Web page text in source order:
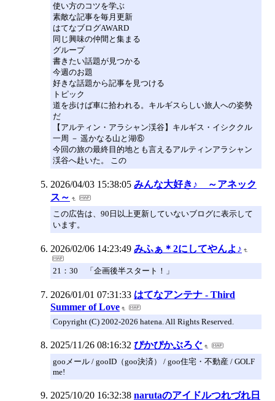
使い方のコツを学ぶ
素敵な記事を毎月更新
はてなブログAWARD
同じ興味の仲間と集まる
グループ
書きたい話題が見つかる
今週のお題
好きな話題から記事を見つける
トピック
道を歩けば車に拾われる。キルギスらしい旅人への姿勢
だ
【アルティン・アラシャン渓谷】キルギス・イシククル
一周 － 遥かなる山と湖⑥
今回の旅の最終目的地とも言えるアルティンアラシャン
渓谷へ赴いた。 この
2026/04/03 15:38:05 みんな大好き♪ ～アネック
ス～
この広告は、90日以上更新していないブログに表示して
います。
2026/02/06 14:23:49 みふぁ＊2にしてやんよ♪
21：30 「企画後半スタート！」
2026/01/01 07:31:33 はてなアンテナ - Third
Summer of Love
Copyright (C) 2002-2026 hatena. All Rights Reserved.
2025/11/26 08:16:32 ぴかぴかぶろぐ
gooメール / gooID（goo決済） / goo住宅・不動産 / GOLF
me!
2025/10/20 16:32:38 narutaのアイドルつれづれ日